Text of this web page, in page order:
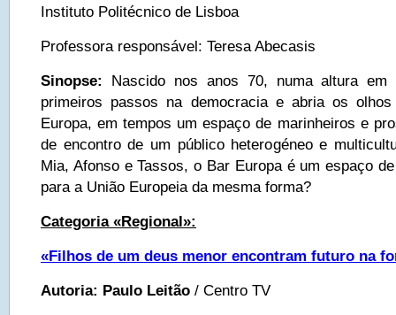
Instituto Politécnico de Lisboa
Professora responsável: Teresa Abecasis
Sinopse: Nascido nos anos 70, numa altura em
primeiros passos na democracia e abria os
Europa, em tempos um espaço de marinheiros e
de encontro de um público heterogéneo e
Mia, Afonso e Tassos, o Bar Europa é um espaço
para a União Europeia da mesma forma?
Categoria «Regional»:
«Filhos de um deus menor encontram futuro na
Autoria: Paulo Leitão / Centro TV